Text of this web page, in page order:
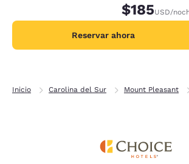
$185USD/
Reservar ahora
Inicio Carolina del Sur Mount Pleasant